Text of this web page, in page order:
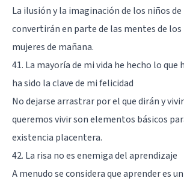
La ilusión y la imaginación de los niños de
convertirán en parte de las mentes de
mujeres de mañana.
41. La mayoría de mi vida he hecho lo que
ha sido la clave de mi felicidad
No dejarse arrastrar por el que dirán y
queremos vivir son elementos básicos
existencia placentera.
42. La risa no es enemiga del aprendizaje
A menudo se considera que aprender es